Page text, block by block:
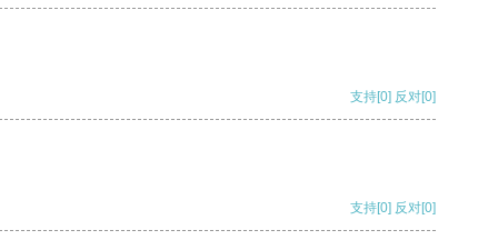
支持[0] 反对[0]
支持[0] 反对[0]